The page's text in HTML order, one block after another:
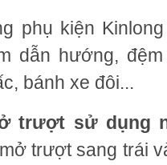
phụ kiện
dẫn hướng,
bánh xe đôi...
trượt sử dụng
trượt sang trái